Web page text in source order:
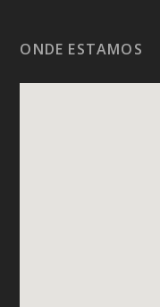
ONDE ESTAMOS